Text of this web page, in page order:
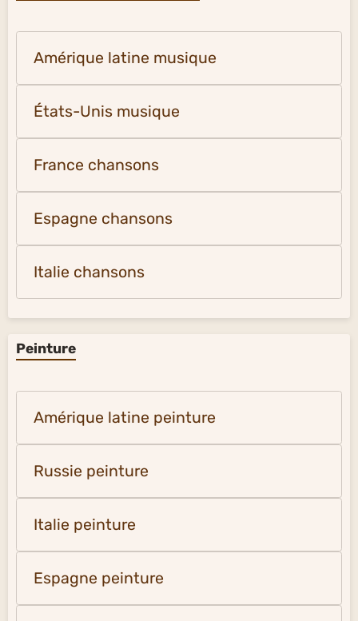
Amérique latine musique
États-Unis musique
France chansons
Espagne chansons
Italie chansons
Peinture
Amérique latine peinture
Russie peinture
Italie peinture
Espagne peinture